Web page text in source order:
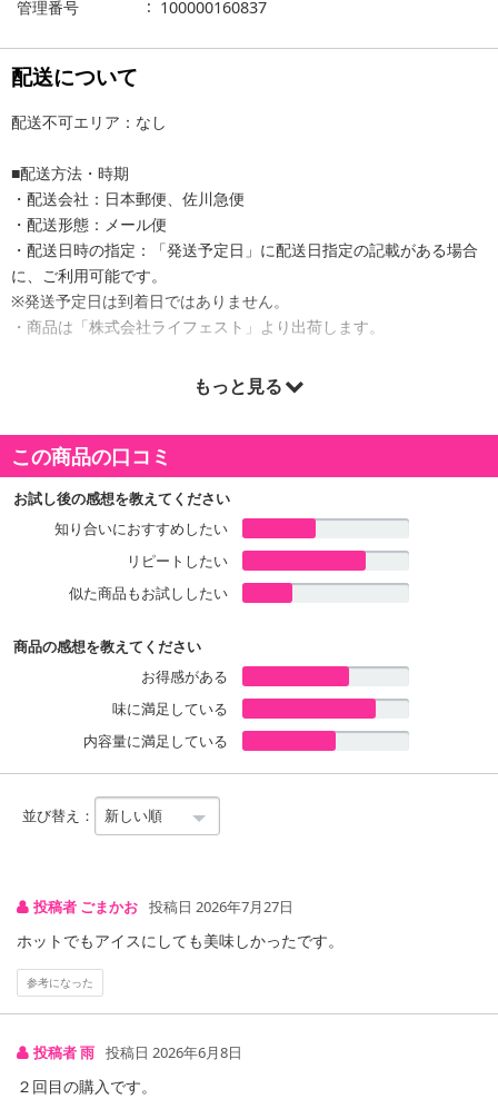
管理番号 100000160837
配送について
配送不可エリア：なし
■配送方法・時期
・配送会社：日本郵便、佐川急便
・配送形態：メール便
・配送日時の指定：「発送予定日」に配送日指定の記載がある場合
に、ご利用可能です。
※発送予定日は到着日ではありません。
・商品は「株式会社ライフェスト」より出荷します。
もっと見る
この商品の口コミ
お試し後の感想を教えてください
知り合いにおすすめしたい
リピートしたい
似た商品もお試ししたい
商品の感想を教えてください
お得感がある
味に満足している
内容量に満足している
並び替え：
投稿者 ごまかお 投稿日 2026年7月27日
ホットでもアイスにしても美味しかったです。
参考になった
投稿者 雨 投稿日 2026年6月8日
２回目の購入です。